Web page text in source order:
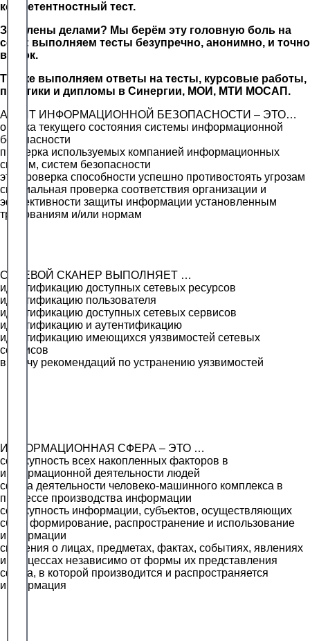
компетентностный тест.
Завалены делами? Мы берём эту головную боль на
себя: выполняем тесты безупречно, анонимно, и точно
в срок.
Так же выполняем ответы на тесты, курсовые работы,
практики и дипломы в Синергии, МОИ, МТИ МОСАП.
АУДИТ ИНФОРМАЦИОННОЙ БЕЗОПАСНОСТИ – ЭТО…
оценка текущего состояния системы информационной
безопасности
проверка используемых компанией информационных
систем, систем безопасности
это проверка способности успешно противостоять угрозам
специальная проверка соответствия организации и
эффективности защиты информации установленным
требованиям и/или нормам
СЕТЕВОЙ СКАНЕР ВЫПОЛНЯЕТ …
идентификацию доступных сетевых ресурсов
идентификацию пользователя
идентификацию доступных сетевых сервисов
идентификацию и аутентификацию
идентификацию имеющихся уязвимостей сетевых
сервисов
выдачу рекомендаций по устранению уязвимостей
ИНФОРМАЦИОННАЯ СФЕРА – ЭТО …
совокупность всех накопленных факторов в
информационной деятельности людей
сфера деятельности человеко-машинного комплекса в
процессе производства информации
совокупность информации, субъектов, осуществляющих
сбор, формирование, распространение и использование
информации
сведения о лицах, предметах, фактах, событиях, явлениях
и процессах независимо от формы их представления
сфера, в которой производится и распространяется
информация